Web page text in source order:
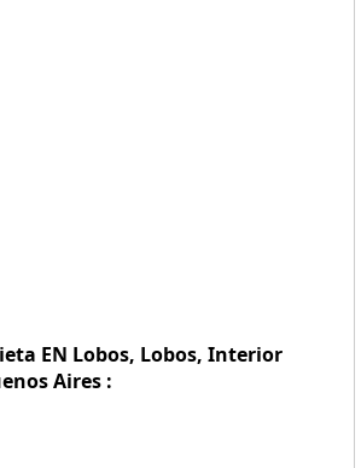
EN Lobos, Lobos, Interior
Aires :